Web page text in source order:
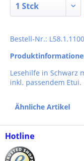
Bestell-Nr.: L58.1.1100
Lesehilfe in Schwarz
inkl. passendem Etui.
Ähnliche Artikel
Hotline